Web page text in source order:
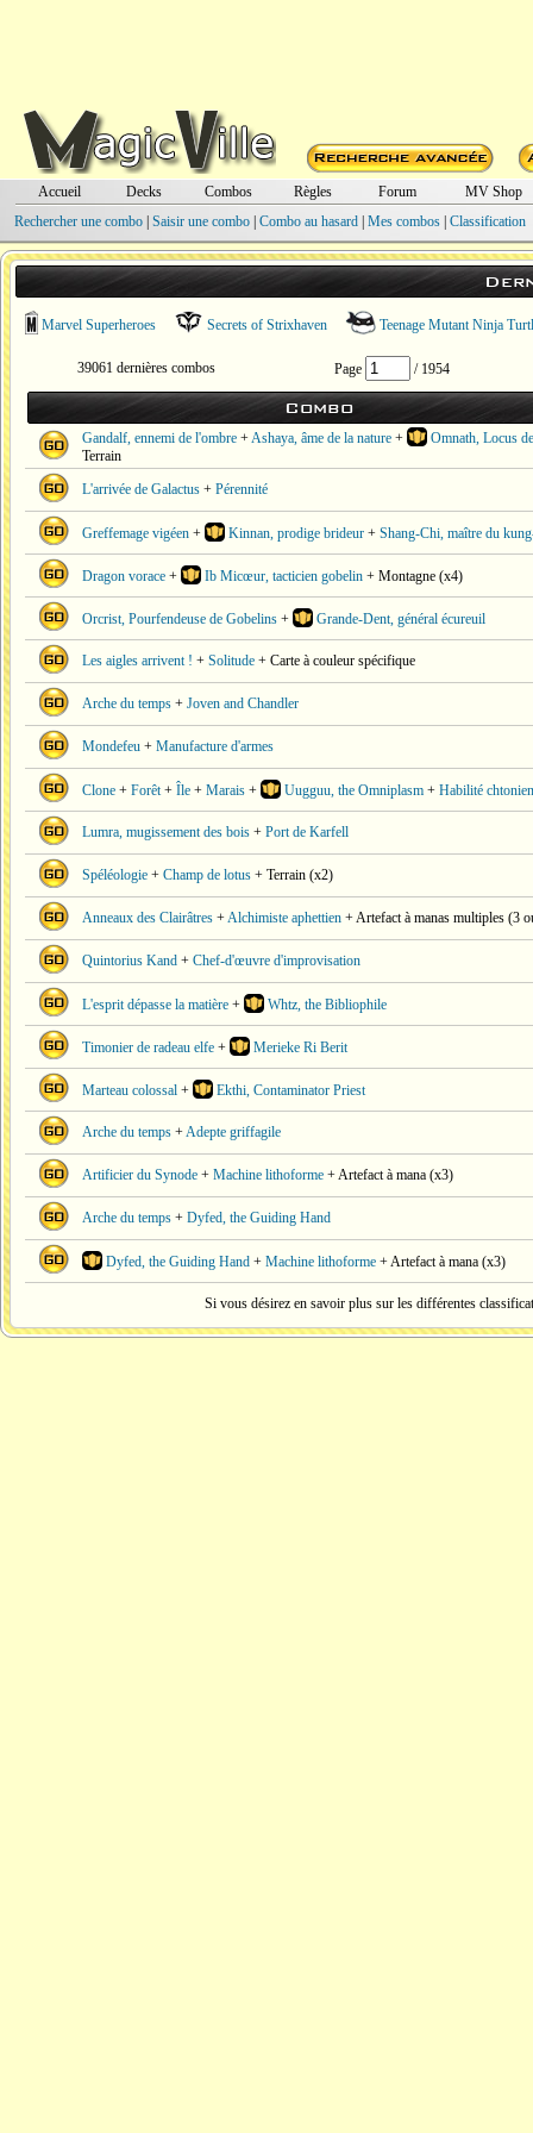
Accueil Decks Combos Règles Forum
MV Shop
Rechercher une combo| Saisir une combo| Combo au hasard| Mes combos| Classification
Marvel Superheroes Secrets of Strixhaven Teenage Mutant Ninja
39061 dernières combos Page / 1954
Combo
Gandalf, ennemi de l'ombre +Ashaya, âme de la nature +
Omnath, Locus
Terrain
L'arrivée de Galactus + Pérennité
Greffemage vigéen + Kinnan, prodige brideur + Shang-Chi, maître du
Dragon vorace + Ib Micœur, tacticien gobelin + Montagne (x4)
Orcrist, Pourfendeuse de Gobelins + Grande-Dent, général écureuil
Les aigles arrivent ! + Solitude + Carte à couleur spécifique
Arche du temps + Joven and Chandler
Mondefeu + Manufacture d'armes
Clone + Forêt+ Île + Marais + Uugguu, the Omniplasm + Habilité
Lumra, mugissement des bois + Port de Karfell
Spéléologie + Champ de lotus + Terrain (x2)
Anneaux des Clairâtres +Alchimiste aphettien + Artefact à manas multiples (3
Quintorius Kand + Chef-d'œuvre d'improvisation
L'esprit dépasse la matière + Whtz, the Bibliophile
Timonier de radeau elfe + Merieke Ri Berit
Marteau colossal + Ekthi, Contaminator Priest
Arche du temps +Adepte griffagile
Artificier du Synode + Machine lithoforme + Artefact à mana (x3)
Arche du temps + Dyfed, the Guiding Hand
Dyfed, the Guiding Hand + Machine lithoforme + Artefact à mana (x3)
Si vous désirez en savoir plus sur les différentes